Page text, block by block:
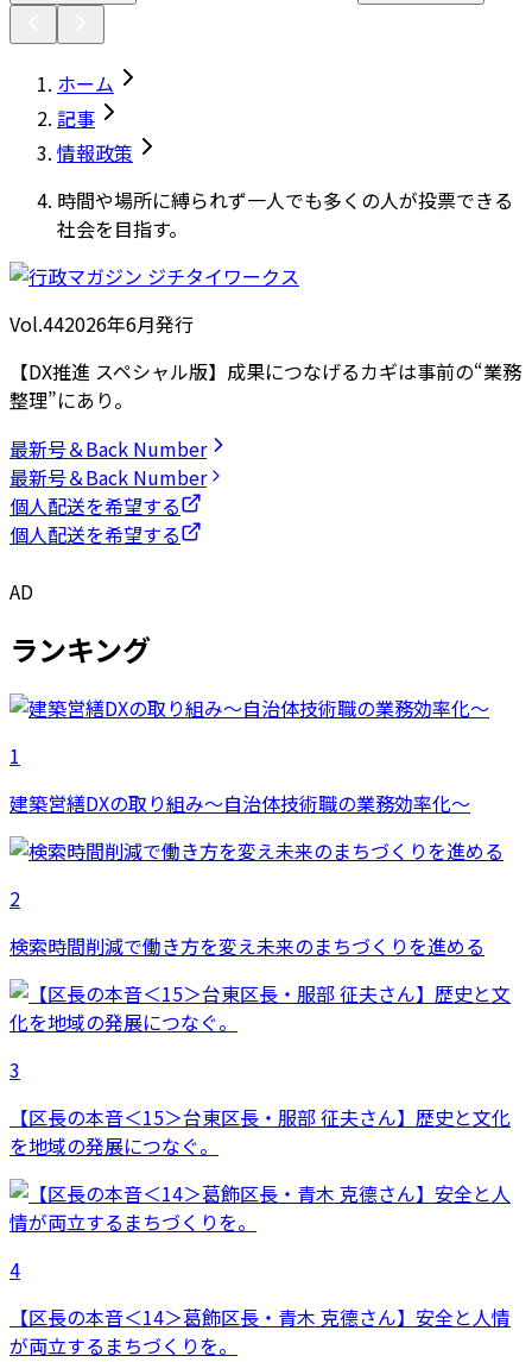
ホーム
記事
情報政策
時間や場所に縛られず一人でも多くの人が投票できる
社会を目指す。
Vol.442026年6月発行
【DX推進 スペシャル版】成果につなげるカギは事前の“業務
整理”にあり。
最新号＆Back Number
最新号＆Back Number
個人配送を希望する
個人配送を希望する
AD
ランキング
1
建築営繕DXの取り組み～自治体技術職の業務効率化～
2
検索時間削減で働き方を変え未来のまちづくりを進める
3
【区長の本音＜15＞台東区長・服部 征夫さん】歴史と文化
を地域の発展につなぐ。
4
【区長の本音＜14＞葛飾区長・青木 克德さん】安全と人情
が両立するまちづくりを。